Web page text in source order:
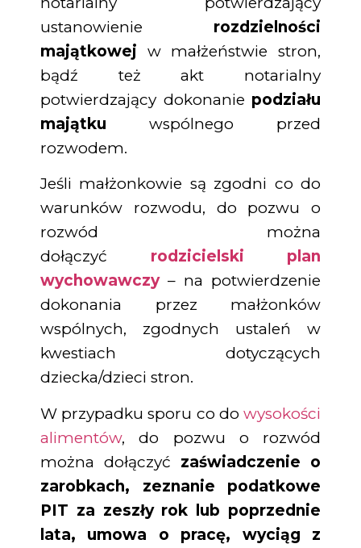
ustanowienie rozdzielności
majątkowej w małżeństwie stron,
bądź też akt notarialny
potwierdzający dokonanie podziału
majątku wspólnego przed
rozwodem.
Jeśli małżonkowie są zgodni co do
warunków rozwodu, do pozwu o
rozwód można
dołączyć rodzicielski plan
wychowawczy– na potwierdzenie
dokonania przez małżonków
wspólnych, zgodnych ustaleń w
kwestiach dotyczących
dziecka/dzieci stron.
W przypadku sporu co do wysokości
alimentów, do pozwu o rozwód
można dołączyć zaświadczenie o
zarobkach, zeznanie podatkowe
PIT za zeszły rok lub poprzednie
lata, umowa o pracę, wyciąg z